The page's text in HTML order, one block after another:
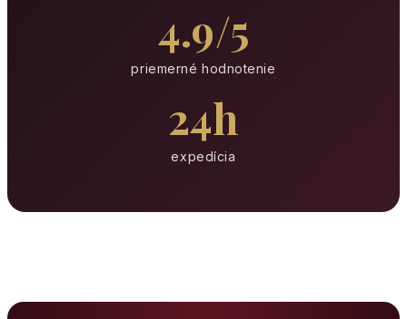
4.9/5
priemerné hodnotenie
24h
expedícia